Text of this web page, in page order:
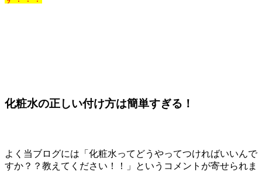
化粧水の正しい付け方は簡単すぎる！
よく当ブログには「化粧水ってどうやってつければいいんで
すか？？教えてください！！」というコメントが寄せられま